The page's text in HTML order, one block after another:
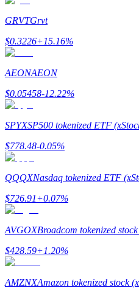
Doorverwijzing
BTC Welcome Rewards
GRVTGrvt
$0.3226+15.16%
AEONAEON
$0.05458-12.22%
SPYXSP500 tokenized ETF
$778.48-0.05%
QQQXNasdaq tokenized ETF
$726.91+0.07%
AVGOXBroadcom tokenized
$428.59+1.20%
AMZNXAmazon tokenized stock